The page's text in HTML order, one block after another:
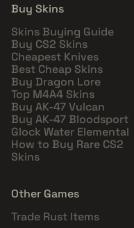
Buy Skins
Skins Buying Guide
Buy CS2 Skins
Cheapest Knives
Best Cheap Skins
Buy Dragon Lore
Top M4A4 Skins
Buy AK-47 Vulcan
Buy AK-47 Bloodsport
Glock Water Elemental
How to Buy Rare CS2
Skins
Other Games
Trade Rust Items